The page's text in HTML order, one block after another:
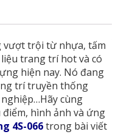
vượt trội từ nhựa, tấm
trang trí hot và có
hiện nay. Nó đang
trí truyền thống
cùng
hình ảnh và ứng
4S-066trong bài viết